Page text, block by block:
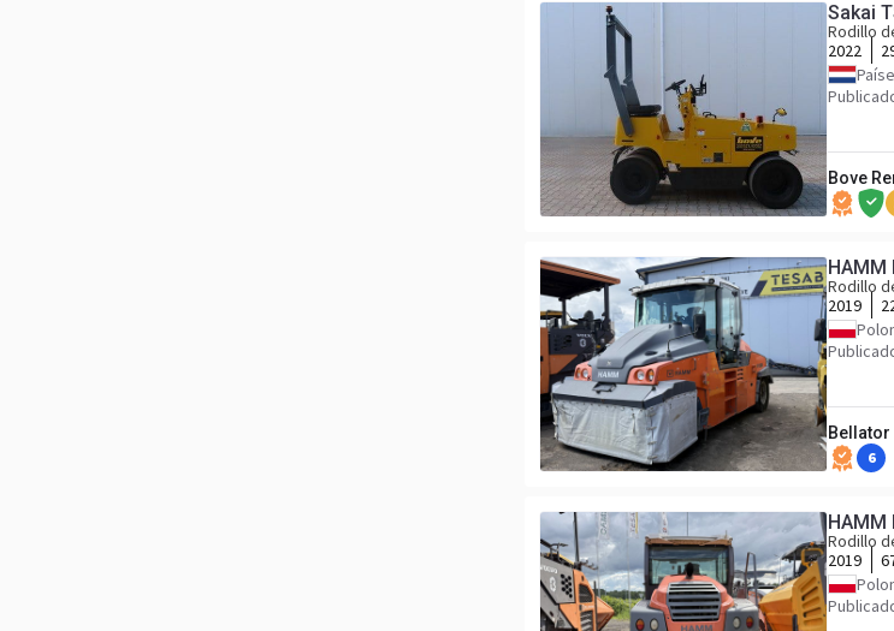
Sakai
Rodillo
2022
Bove
HAMM
Rodillo
2019
Bellator
6
HAMM
Rodillo
2019